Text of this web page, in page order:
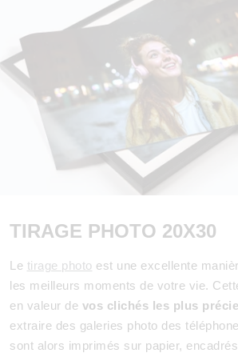
TIRAGE PHOTO 20X30
Le tirage photo est une excellente
les meilleurs moments de votre vie.
en valeur de vos clichés les plus
extraire des galeries photo des
sont alors imprimés sur papier,